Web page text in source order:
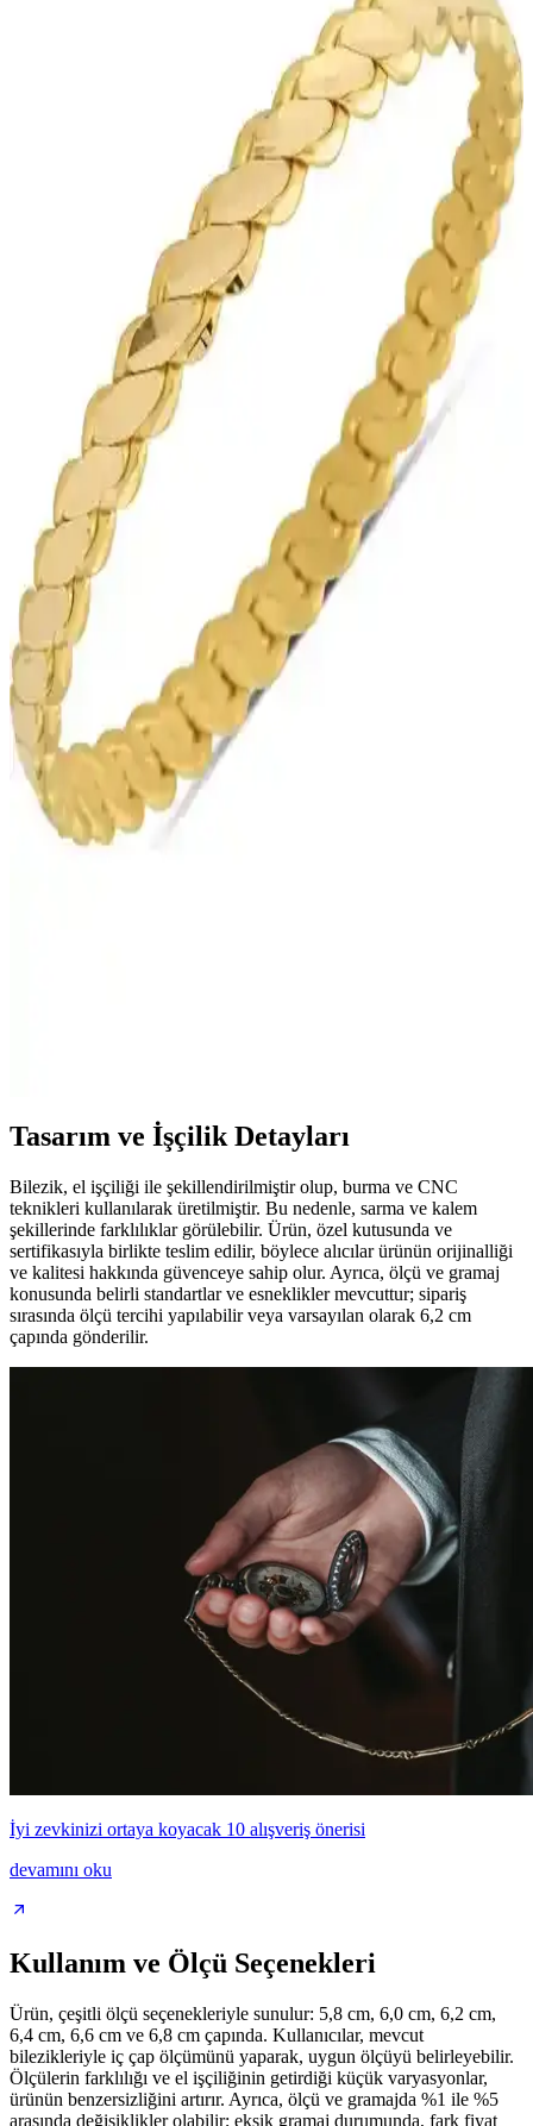
hafifliği ve şık tasarımıyla günlük kullanım için ideal, dayanıklı ve
kaliteli malzemelerle üretilmiş şık bir takı parçasıdır.
Harem Altın 10 Gram (9.95 Has) Saf Altın Havale
Ürünü Detaylı İnceleme ve Özellikleri
Harem Altın 10 Gram (9.95 Has) altın havale, yüksek saflıkta ve
güvenilirlikte saf altın ürünüdür. Sınırlı stok ve işlem detaylarıyla
yatırımcılar için ideal seçenekler sunar.
T51 Tuğrul Altın 7 Gram 22 Ayar Saf Altın Bilezik -
Özgün Tasarım ve Güvenilirlik
Yüksek kalite 22 ayar saf altından üretilmiş, el işçiliğiyle tasarlanmış
Tuğrul bilezik, özgün tasarımı ve çeşitli ölçü seçenekleriyle şıklık ve
dayanıklılık sunar.
E-Altın 24 Ayar 8 Gr Hesaba Has Altın Havale ile
Güvenli ve Pratik Yatırım Seçeneği
Güvenli ve pratik altın yatırımı için E-Altın 24 Ayar 8 Gr Hesaba
Has Altın Havale seçeneği, dijital ortamda hızlı transfer ve düşük
maliyet avantajı sunar.
Kayra Mücevher Prenses Anka Kuşu Altın Kaplama
Kolye Özellikleri ve Kullanım İpuçları
Kayra Mücevher'in özgün tasarımı ve yüksek kaliteli malzemeleriyle
dikkat çeken Anka Kuşu kolyesi, estetik ve sembolik anlamlar
taşıyan şık bir takı seçeneği sunar. Uzun ömürlü kullanım için dikkat
edilmelidir.
Kibrit Çöpü Bilezik ile Işçiliksiz Bilezik (T51) 5 g
Modellerinin Üretim Özellikleri
Bu karşılaştırma Kibrit Çöpü Bilezik ile Işçiliksiz Bilezik
modellerinin malzeme saflığı (22 Ayar, 0,916), ağırlık ve ölçü
Tasarım ve İşçilik Detayları
Bilezik, el işçiliği ile şekillendirilmiştir olup, burma ve CNC
teknikleri kullanılarak üretilmiştir. Bu nedenle, sarma ve kalem
şekillerinde farklılıklar görülebilir. Ürün, özel kutusunda ve
sertifikasıyla birlikte teslim edilir, böylece alıcılar ürünün orijinalliği
ve kalitesi hakkında güvenceye sahip olur. Ayrıca, ölçü ve gramaj
konusunda belirli standartlar ve esneklikler mevcuttur; sipariş
sırasında ölçü tercihi yapılabilir veya varsayılan olarak 6,2 cm
çapında gönderilir.
İyi zevkinizi ortaya koyacak 10 alışveriş önerisi
devamını oku
Kullanım ve Ölçü Seçenekleri
Ürün, çeşitli ölçü seçenekleriyle sunulur: 5,8 cm, 6,0 cm, 6,2 cm,
6,4 cm, 6,6 cm ve 6,8 cm çapında. Kullanıcılar, mevcut
bilezikleriyle iç çap ölçümünü yaparak, uygun ölçüyü belirleyebilir.
Ölçülerin farklılığı ve el işçiliğinin getirdiği küçük varyasyonlar,
ürünün benzersizliğini artırır. Ayrıca, ölçü ve gramajda %1 ile %5
arasında değişiklikler olabilir; eksik gramaj durumunda, fark fiyat